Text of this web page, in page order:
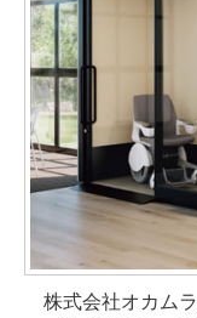
株式会社オカムラ